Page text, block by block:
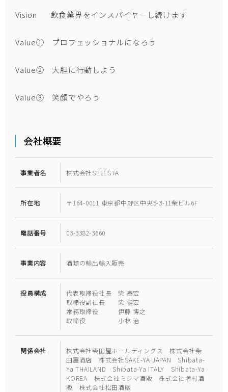
Vision 飲食業界をインスパイヤ―し続けます
Value① プロフェッショナルになろう
Value② 大胆に行動しよう
Value③ 笑顔でやろう
会社概要
事業者名 株式会社SELESTA
所在地 〒164-0011 東京都中野区中央5-3-11柴ビル6F
電話番号 03-3382-3660
事業内容 酒類の輸出輸入販売
役員構成
代表取締役社長 柴 泰宏
取締役副社長 柴 健宏
常務取締役 伊藤 博之
取締役 小林 治
関係会社
株式会社柴田屋ホールディングス 株式会社柴
田屋酒店 株式会社SAKE-YA JAPAN Shibata-
Ya THAILAND Shibata-Ya ITALY Shibata-Ya
KOREA 株式会社ミシマ酒販 株式会社増村酒
販 株式会社松田酒販